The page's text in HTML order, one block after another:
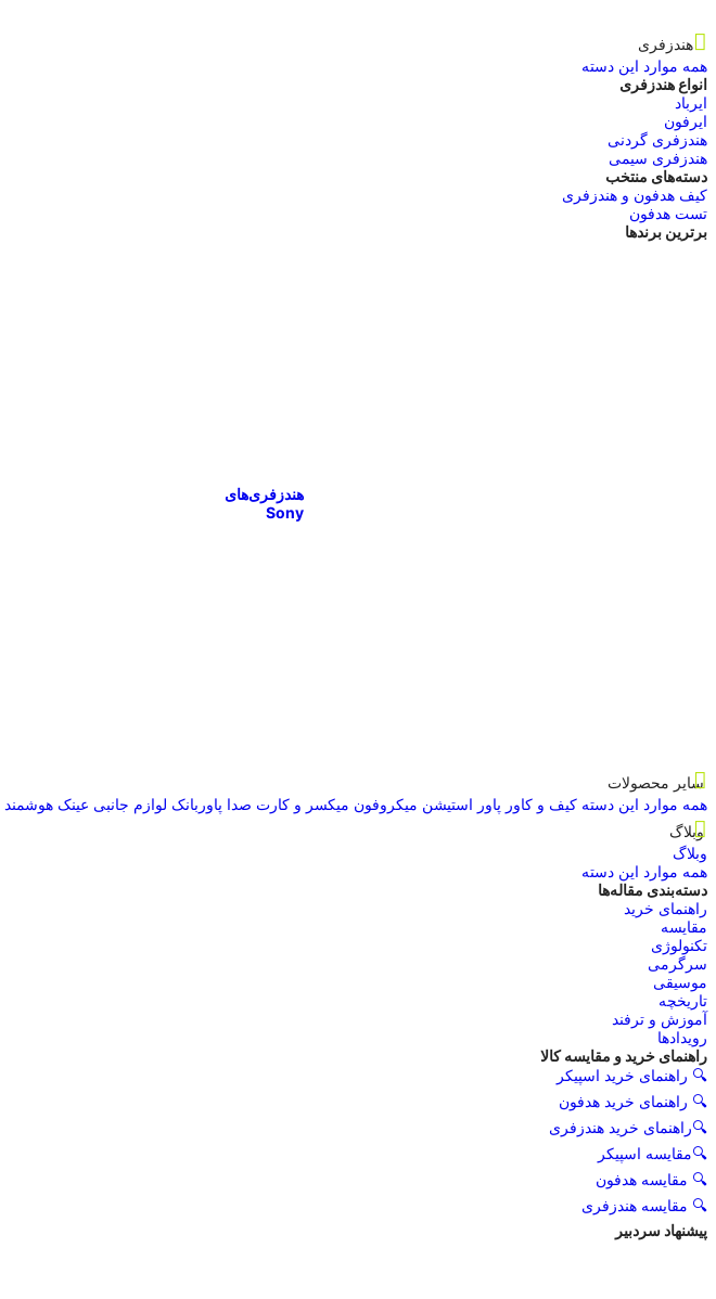
هندزفری
همه موارد این دسته
انواع هندزفری
ایرباد
ایرفون
هندزفری گردنی
هندزفری سیمی
دسته‌های منتخب
کیف هدفون و هندزفری
تست هدفون
برترین برندها
هندزفری‌های
Sony
سایر محصولات
همه موارد این دسته کیف و کاور پاور استیشن میکروفون میکسر و کارت صدا پاوربانک لوازم جانبی عینک هوشمند
وبلاگ
وبلاگ
همه موارد این دسته
دسته‌بندی مقاله‌ها
راهنمای خرید
مقایسه
تکنولوژی
سرگرمی
موسیقی
تاریخچه
آموزش و ترفند
رویدادها
راهنمای خرید و مقایسه کالا
🔍 راهنمای خرید اسپیکر
🔍 راهنمای خرید هدفون
🔍راهنمای خرید هندزفری
🔍مقایسه اسپیکر
🔍 مقایسه هدفون
🔍 مقایسه هندزفری
پیشنهاد سردبیر